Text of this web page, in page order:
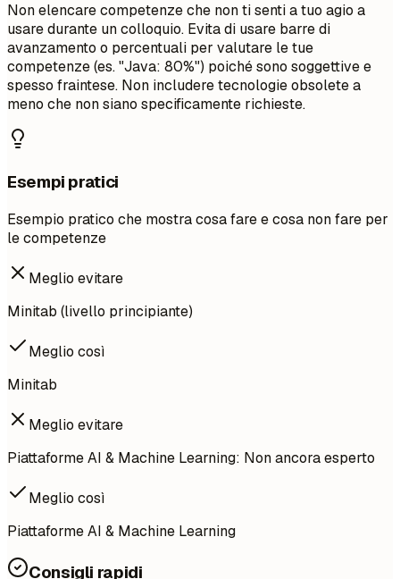
Non elencare competenze che non ti senti a tuo agio a
usare durante un colloquio. Evita di usare barre di
avanzamento o percentuali per valutare le tue
competenze (es. "Java: 80%") poiché sono soggettive e
spesso fraintese. Non includere tecnologie obsolete a
meno che non siano specificamente richieste.
Esempi pratici
Esempio pratico che mostra cosa fare e cosa non fare per
le competenze
Meglio evitare
Minitab (livello principiante)
Meglio così
Minitab
Meglio evitare
Piattaforme AI & Machine Learning: Non ancora esperto
Meglio così
Piattaforme AI & Machine Learning
Consigli rapidi